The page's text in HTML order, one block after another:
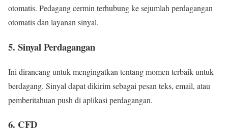
otomatis. Pedagang cermin terhubung ke sejumlah perdagangan
otomatis dan layanan sinyal.
5. Sinyal Perdagangan
Ini dirancang untuk mengingatkan tentang momen terbaik untuk
berdagang. Sinyal dapat dikirim sebagai pesan teks, email, atau
pemberitahuan push di aplikasi perdagangan.
6. CFD